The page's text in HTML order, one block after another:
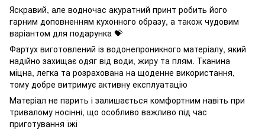
Яскравий, але водночас акуратний принт робить його
гарним доповненням кухонного образу, а також чудовим
варіантом для подарунка 💝
Фартух виготовлений із водонепроникного матеріалу, який
надійно захищає одяг від води, жиру та плям. Тканина
міцна, легка та розрахована на щоденне використання,
тому добре витримує активну експлуатацію
Матеріал не парить і залишається комфортним навіть при
тривалому носінні, що особливо важливо під час
приготування їжі